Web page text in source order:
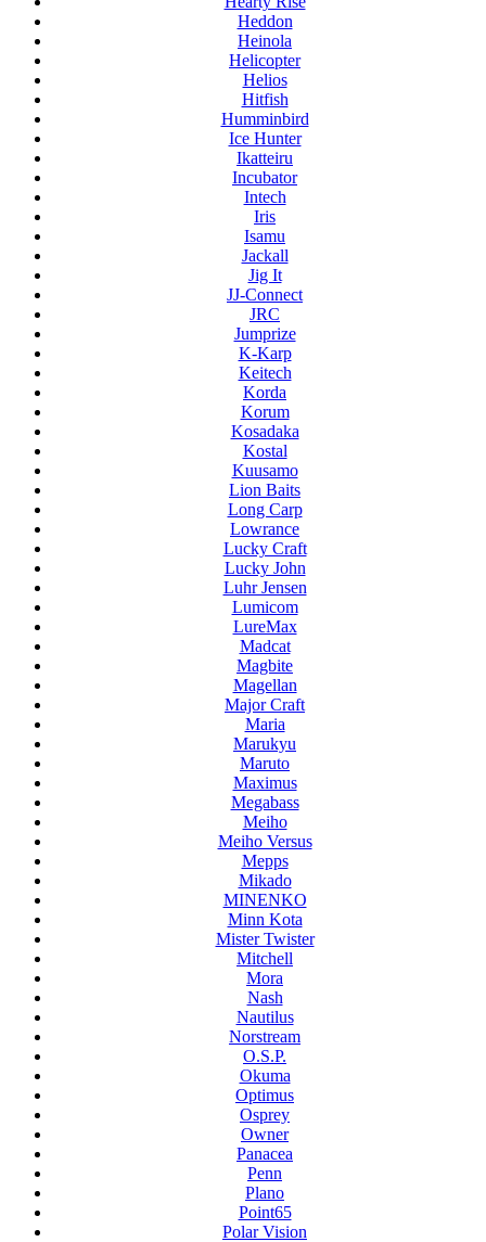
Heddon
Heinola
Helicopter
Helios
Hitfish
Humminbird
Ice Hunter
Ikatteiru
Incubator
Intech
Iris
Isamu
Jackall
Jig It
JJ-Connect
JRC
Jumprize
K-Karp
Keitech
Korda
Korum
Kosadaka
Kostal
Kuusamo
Lion Baits
Long Carp
Lowrance
Lucky Craft
Lucky John
Luhr Jensen
Lumicom
LureMax
Madcat
Magbite
Magellan
Major Craft
Maria
Marukyu
Maruto
Maximus
Megabass
Meiho
Meiho Versus
Mepps
Mikado
MINENKO
Minn Kota
Mister Twister
Mitchell
Mora
Nash
Nautilus
Norstream
O.S.P.
Okuma
Optimus
Osprey
Owner
Panacea
Penn
Plano
Point65
Polar Vision